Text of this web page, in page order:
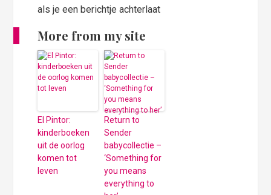
als je een berichtje achterlaat
More from my site
El Pintor:
kinderboeken
uit de oorlog
komen tot
leven
Return to
Sender
babycollectie –
‘Something for
you means
everything to